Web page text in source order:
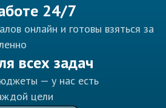
24/7
онлайн и готовы взяться за
всех задач
— у нас есть
цели